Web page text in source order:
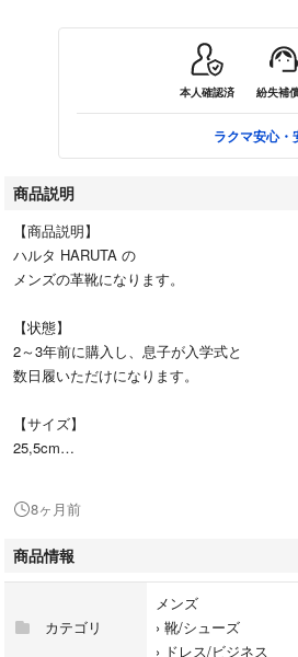
本人確認済 紛失補
ラクマ安心・
商品説明
【商品説明】
ハルタ HARUTA の
メンズの革靴になります。
【状態】
2～3年前に購入し、息子が入学式と
数日履いただけになります。
【サイズ】
25,5cm
ブラック(黒)
※箱等の付属品はありません。
8ヶ月前
商品情報
カテゴリ
メンズ
› 靴/シューズ
› ドレス/ビジネス